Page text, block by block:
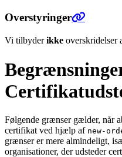
Overstyringer
Vi tilbyderikke overskridelser
Følgende grænser gælder, når
certifikat ved hjælp af new-
grænser er mere almindeligt,
organisationer, der udsteder